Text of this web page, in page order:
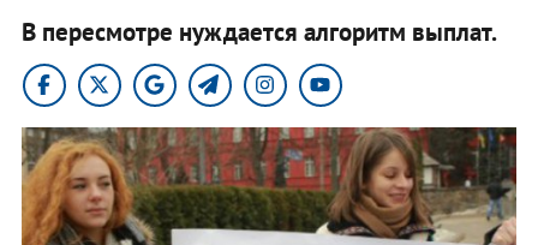
В пересмотре нуждается алгоритм выплат.